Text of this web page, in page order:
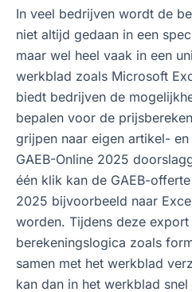
In veel bedrijven wordt de
niet altijd gedaan in een
maar wel heel vaak in een
werkblad zoals Microsoft
biedt bedrijven de
bepalen voor de
grijpen naar eigen artikel-
GAEB-Online 2025
één klik kan de GAEB-
2025 bijvoorbeeld naar
worden. Tijdens deze
berekeningslogica zoals
samen met het werkblad
kan dan in het werkblad